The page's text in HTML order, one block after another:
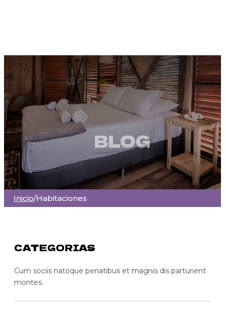
BLOG
Inicio/Habitaciones
CATEGORIAS
Cum sociis natoque penatibus et magnis dis parturient
montes.